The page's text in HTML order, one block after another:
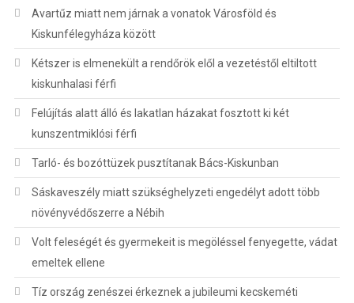
Avartűz miatt nem járnak a vonatok Városföld és
Kiskunfélegyháza között
Kétszer is elmenekült a rendőrök elől a vezetéstől eltiltott
kiskunhalasi férfi
Felújítás alatt álló és lakatlan házakat fosztott ki két
kunszentmiklósi férfi
Tarló- és bozóttüzek pusztítanak Bács-Kiskunban
Sáskaveszély miatt szükséghelyzeti engedélyt adott több
növényvédőszerre a Nébih
Volt feleségét és gyermekeit is megöléssel fenyegette, vádat
emeltek ellene
Tíz ország zenészei érkeznek a jubileumi kecskeméti